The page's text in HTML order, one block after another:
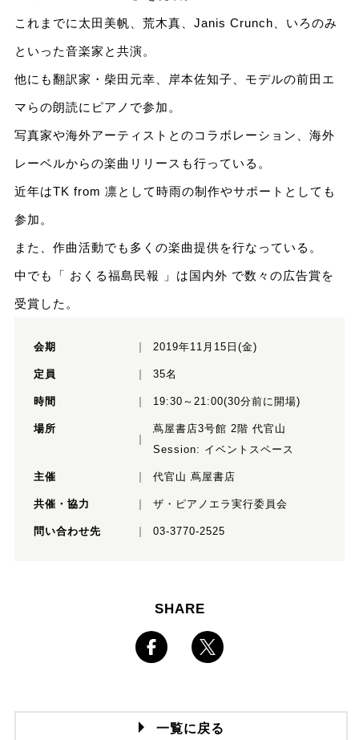
これまでに太田美帆、荒木真、Janis Crunch、いろのみ
といった音楽家と共演。
他にも翻訳家・柴田元幸、岸本佐知子、モデルの前田エ
マらの朗読にピアノで参加。
写真家や海外アーティストとのコラボレーション、海外
レーベルからの楽曲リリースも行っている。
近年はTK from 凛として時雨の制作やサポートとしても
参加。
また、作曲活動でも多くの楽曲提供を行なっている。
中でも「 おくる福島民報 」は国内外 で数々の広告賞を
受賞した。
会期 2019年11月15日(金)
定員 35名
時間 19:30～21:00(30分前に開場)
場所
蔦屋書店3号館 2階 代官山
Session: イベントスペース
主催 代官山 蔦屋書店
共催・協力 ザ・ピアノエラ実行委員会
問い合わせ先 03-3770-2525
SHARE
一覧に戻る